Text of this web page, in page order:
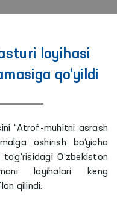
loyihasi
qo‘yildi
“Atrof-muhitni asrash
oshirish bo‘yicha
O‘zbekiston
loyihalari keng
qilindi.